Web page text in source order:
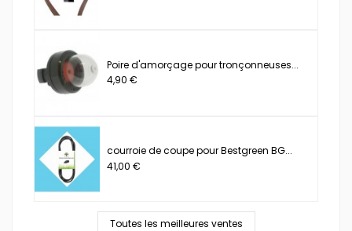
Poire d'amorçage pour tronçonneuses...
4,90 €
courroie de coupe pour Bestgreen BG...
41,00 €
Toutes les meilleures ventes